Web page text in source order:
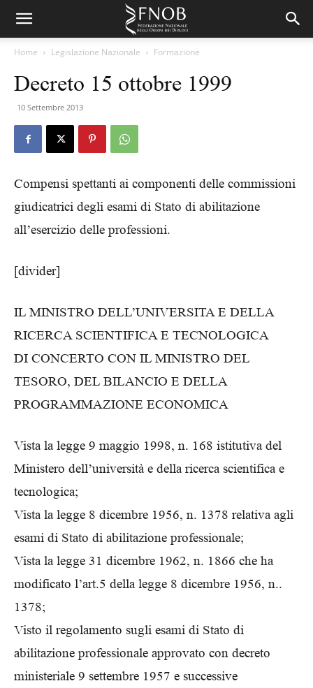
Home Legislazione Nazionale Formazione
Decreto 15 ottobre 1999
10 Settembre 2013
Compensi spettanti ai componenti delle commissioni
giudicatrici degli esami di Stato di abilitazione
all’esercizio delle professioni.
[divider]
IL MINISTRO DELL’UNIVERSITA E DELLA
RICERCA SCIENTIFICA E TECNOLOGICA
DI CONCERTO CON IL MINISTRO DEL
TESORO, DEL BILANCIO E DELLA
PROGRAMMAZIONE ECONOMICA
Vista la legge 9 maggio 1998, n. 168 istitutiva del
Ministero dell’università e della ricerca scientifica e
tecnologica;
Vista la legge 8 dicembre 1956, n. 1378 relativa agli
esami di Stato di abilitazione professionale;
Vista la legge 31 dicembre 1962, n. 1866 che ha
modificato l’art.5 della legge 8 dicembre 1956, n..
1378;
Visto il regolamento sugli esami di Stato di
abilitazione professionale approvato con decreto
ministeriale 9 settembre 1957 e successive